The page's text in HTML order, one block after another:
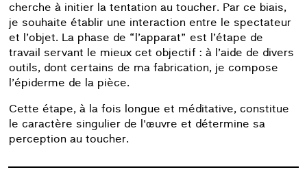
cherche à initier la tentation au toucher. Par ce biais,
je souhaite établir une interaction entre le spectateur
et l’objet. La phase de “l’apparat” est l’étape de
travail servant le mieux cet objectif : à l’aide de divers
outils, dont certains de ma fabrication, je compose
l’épiderme de la pièce.
Cette étape, à la fois longue et méditative, constitue
le caractère singulier de l'œuvre et détermine sa
perception au toucher.